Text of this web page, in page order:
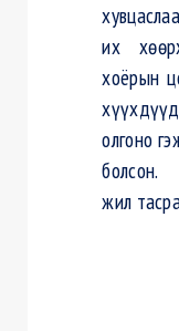
их
хоёрын
олгоно
жил